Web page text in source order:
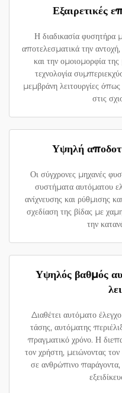
Εξαιρετικές
Η διαδικασία φυσητήρα
αποτελεσματικά την
και την ομοιομορφία
τεχνολογία
μεμβράνη λειτουργίες
στις
Υψηλή
Οι σύγχρονες μηχανές
συστήματα αυτόματου
ανίχνευσης και ρύθμισης
σχεδίαση της βίδας με
την
Υψηλός βαθμός
Διαθέτει αυτόματο
τάσης, αυτόματης
πραγματικό χρόνο. Η
τον χρήστη, μειώνοντας
σε ανθρώπινο